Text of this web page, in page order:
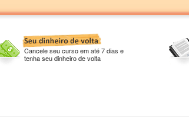
Cancele seu curso em até 7 dias e
tenha seu dinheiro de volta